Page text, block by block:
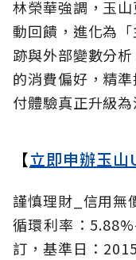
林榮華強調，玉
動回饋，進化為
跡與外部變數分
的消費偏好，精
付體驗真正升級為
【立即申辦玉
謹慎理財_信用無
循環利率：
訂，基準日：